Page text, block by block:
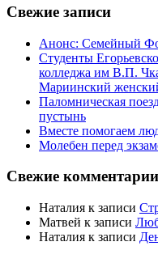
Свежие записи
Анонс: Семейный
Студенты
колледжа им В.П.
Мариинский
Паломническая
пустынь
Вместе помогаем
Молебен перед
Свежие комментарии
Наталия к записи
Матвей к записи
Наталия к записи